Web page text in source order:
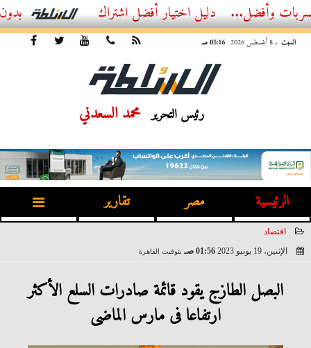
أفضل اشتراك IPTV بدون تقطيع 2026 – دليل المشاهد العصري
السبت ، 8 أغسطس 2026 05:16 صـ
رئيس التحرير محمد السعدني
الرئيسية مصر تقارير
اقتصاد
الإثنين، 19 يونيو 2023
01:56 صـ بتوقيت القاهرة
البصل الطازج يقود قائمة صادرات السلع الأكثر
ارتفاعا فى مارس الماضى